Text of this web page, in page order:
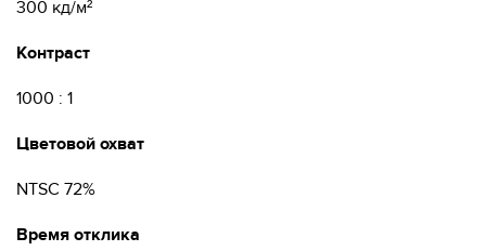
300 кд/м²
Контраст
1000 : 1
Цветовой охват
NTSC 72%
Время отклика